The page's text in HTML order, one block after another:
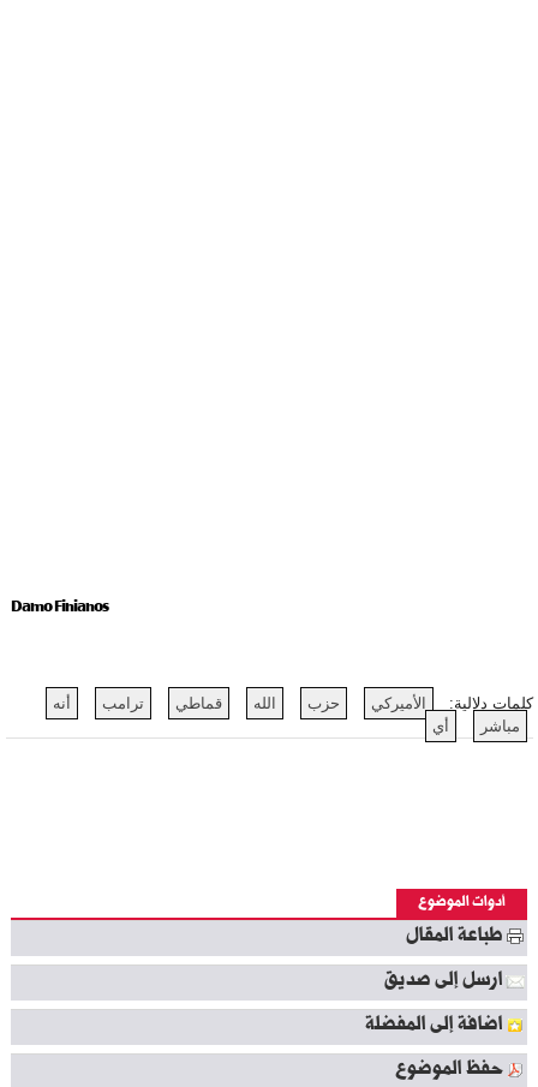
Damo Finianos
كلمات دلالية: الأميركي حزب الله قماطي ترامب
أنه
مباشر
أي
أدوات الموضوع
طباعة المقال
ارسل إلى صديق
اضافة إلى المفضلة
حفظ الموضوع